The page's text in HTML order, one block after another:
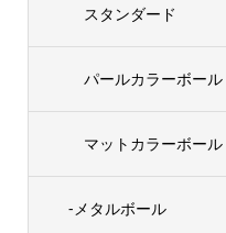
スタンダード
パールカラーボール
マットカラーボール
-メタルボール